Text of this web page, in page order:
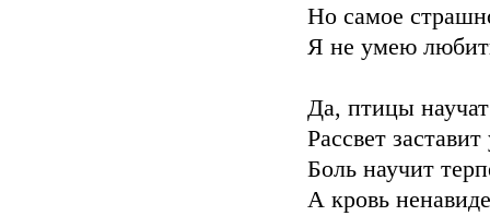
Но самое
Я не умею
Да, птицы
Рассвет
Боль научит
А кровь